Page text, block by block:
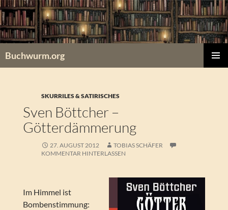
Zum
Inhalt
springen
Buchwurm.org
SKURRILES & SATIRISCHES
Sven Böttcher –
Götterdämmerung
27. AUGUST 2012
TOBIAS SCHÄFER
KOMMENTAR HINTERLASSEN
Im Himmel ist
Bombenstimmung: